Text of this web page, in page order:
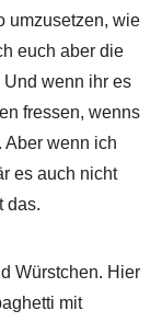
umzusetzen, wie
euch aber die
wenn ihr es
fressen, wenns
Aber wenn ich
es auch nicht
das.
Würstchen. Hier
mit